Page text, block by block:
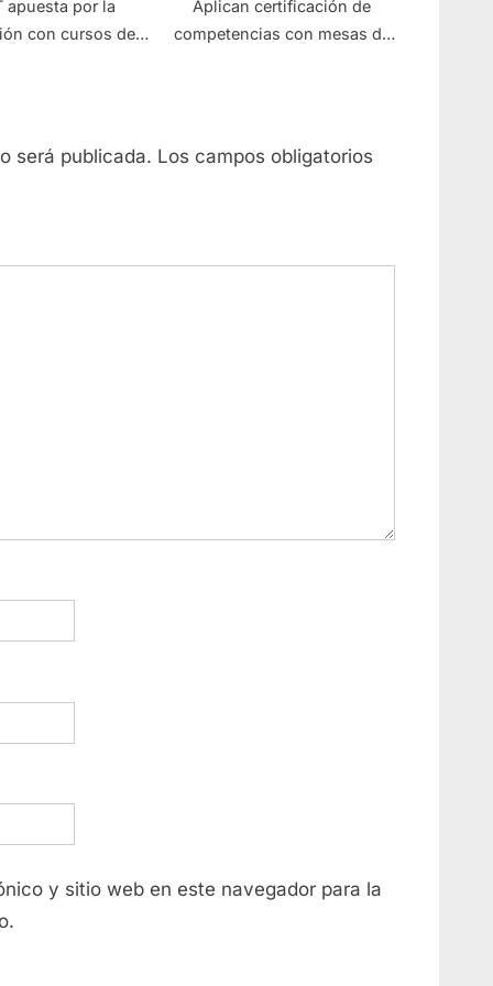
apuesta por la
con cursos de
Aplican certificación de
competencias con mesas de
será publicada. Los campos obligatorios
y sitio web en este navegador para la